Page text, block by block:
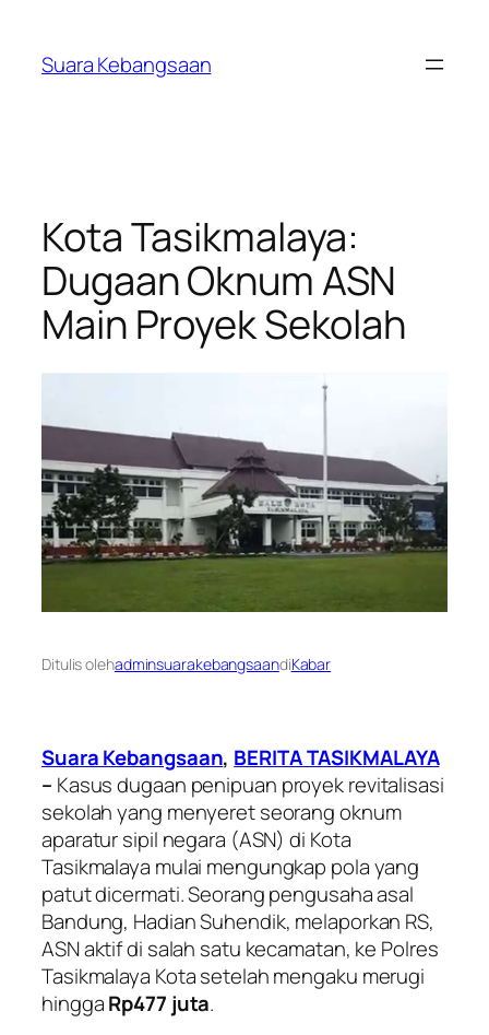
konten
Suara Kebangsaan
Kota Tasikmalaya:
Dugaan Oknum ASN
Main Proyek Sekolah
Ditulis olehadminsuarakebangsaandiKabar
Suara Kebangsaan, BERITA TASIKMALAYA
– Kasus dugaan penipuan proyek revitalisasi
sekolah yang menyeret seorang oknum
aparatur sipil negara (ASN) di Kota
Tasikmalaya mulai mengungkap pola yang
patut dicermati. Seorang pengusaha asal
Bandung, Hadian Suhendik, melaporkan RS,
ASN aktif di salah satu kecamatan, ke Polres
Tasikmalaya Kota setelah mengaku merugi
hinggaRp477 juta.